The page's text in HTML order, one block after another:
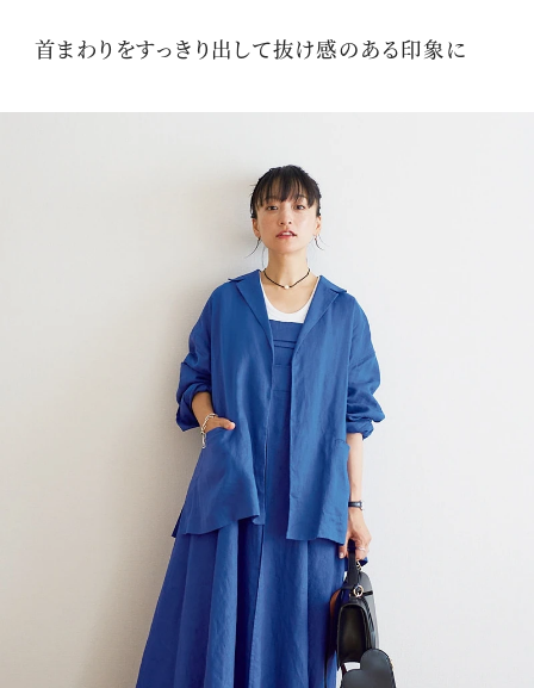
首まわりをすっきり出して抜け感のある印象に